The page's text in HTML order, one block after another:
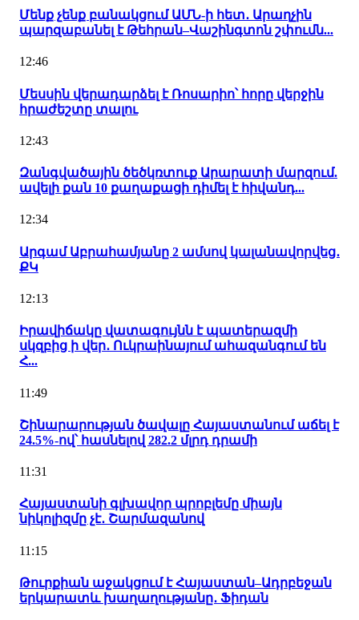
Մենք չենք բանակցում ԱՄՆ-ի հետ․ Արաղչին
պարզաբանել է Թեհրան–Վաշինգտոն շփումն...
12:46
Մեսսին վերադարձել է Ռոսարիո՝ հորը վերջին
հրաժեշտը տալու
12:43
Զանգվածային ծեծկռտուք Արարատի մարզում.
ավելի քան 10 քաղաքացի դիմել է հիվանդ...
12:34
Արգամ Աբրահամյանը 2 ամսով կալանավորվեց․
ՔԿ
12:13
Իրավիճակը վատագույնն է պատերազմի
սկզբից ի վեր․ Ուկրաինայում ահազանգում են
Հ...
11:49
Շինարարության ծավալը Հայաստանում աճել է
24.5%-ով՝ հասնելով 282.2 մլրդ դրամի
11:31
Հայաստանի գլխավոր պրոբլեմը միայն
նիկոլիզմը չէ․ Շարմազանով
11:15
Թուրքիան աջակցում է Հայաստան–Ադրբեջան
երկարատև խաղաղությանը․ Ֆիդան